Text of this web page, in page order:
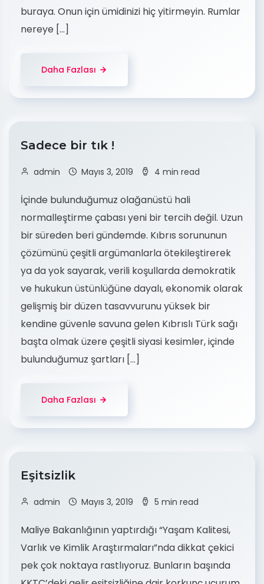
buraya. Onun için ümidinizi hiç yitirmeyin. Rumlar
nereye […]
Daha Fazlası
Sadece bir tık !
admin Mayıs 3, 2019 4 min read
İçinde bulunduğumuz olağanüstü hali
normalleştirme çabası yeni bir tercih değil. Uzun
bir süreden beri gündemde. Kıbrıs sorununun
çözümünü çeşitli argümanlarla ötekileştirerek
ya da yok sayarak, verili koşullarda demokratik
ve hukukun üstünlüğüne dayalı, ekonomik olarak
gelişmiş bir düzen tasavvurunu yüksek bir
kendine güvenle savuna gelen Kıbrıslı Türk sağı
başta olmak üzere çeşitli siyasi kesimler, içinde
bulunduğumuz şartları […]
Daha Fazlası
Eşitsizlik
admin Mayıs 3, 2019 5 min read
Maliye Bakanlığının yaptırdığı “Yaşam Kalitesi,
Varlık ve Kimlik Araştırmaları”nda dikkat çekici
pek çok noktaya rastlıyoruz. Bunların başında